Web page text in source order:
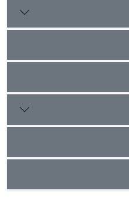
همچون یک وسوسه‏گر یا
‏یاری نوشتار زنانه، او جهان
شگفت‏آورش از دریچة
می‏کند.